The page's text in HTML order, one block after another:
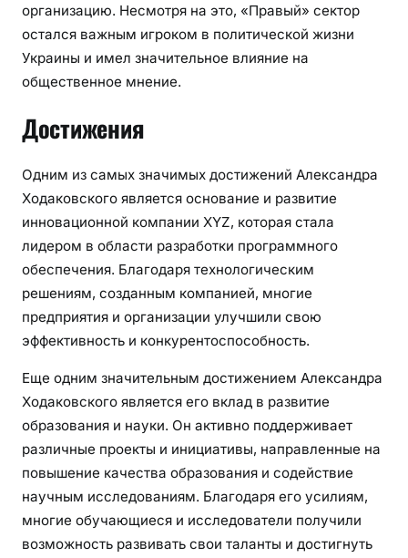
организацию. Несмотря на это, «Правый» сектор
остался важным игроком в политической жизни
Украины и имел значительное влияние на
общественное мнение.
Достижения
Одним из самых значимых достижений Александра
Ходаковского является основание и развитие
инновационной компании XYZ, которая стала
лидером в области разработки программного
обеспечения. Благодаря технологическим
решениям, созданным компанией, многие
предприятия и организации улучшили свою
эффективность и конкурентоспособность.
Еще одним значительным достижением Александра
Ходаковского является его вклад в развитие
образования и науки. Он активно поддерживает
различные проекты и инициативы, направленные на
повышение качества образования и содействие
научным исследованиям. Благодаря его усилиям,
многие обучающиеся и исследователи получили
возможность развивать свои таланты и достигнуть